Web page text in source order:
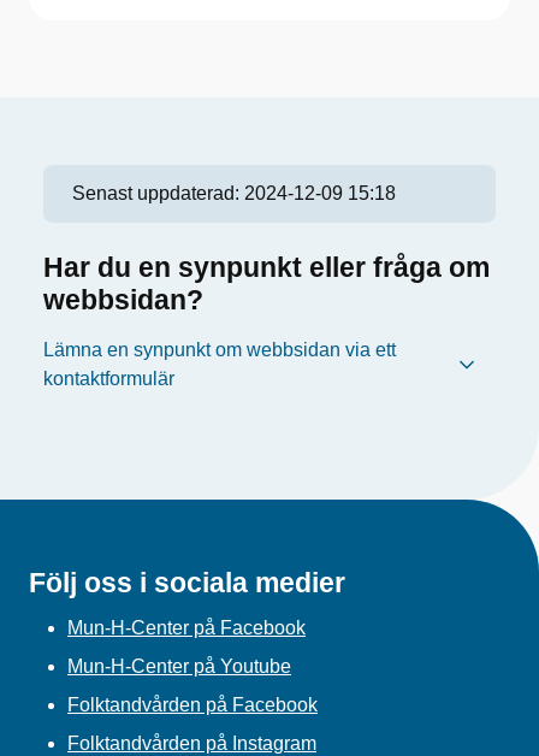
Senast uppdaterad: 2024-12-09 15:18
Har du en synpunkt eller fråga om
webbsidan?
Lämna en synpunkt om webbsidan via ett
kontaktformulär
Följ oss i sociala medier
Mun-H-Center på Facebook
Mun-H-Center på Youtube
Folktandvården på Facebook
Folktandvården på Instagram